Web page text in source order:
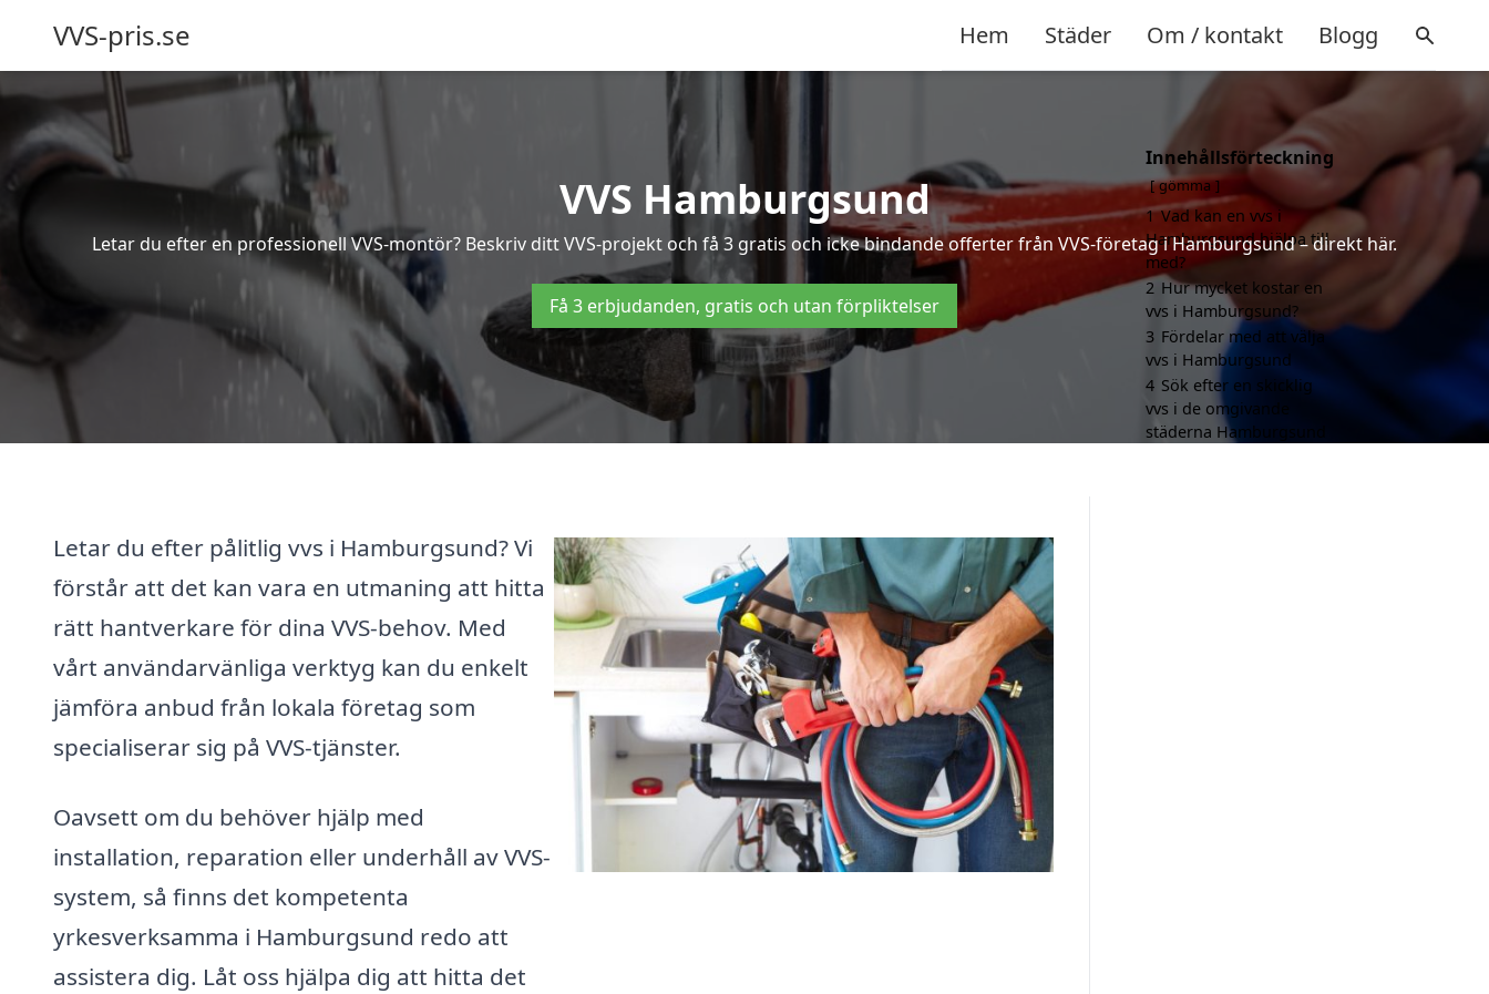
VVS-pris.se Hem Städer Om / kontakt Blogg
VVS Hamburgsund
Letar du efter en professionell VVS-montör? Beskriv ditt VVS-projekt och få 3 gratis och icke bindande offerter från VVS-företag i Hamburgsund – direkt här.
Få 3 erbjudanden, gratis och utan förpliktelser
Letar du efter pålitlig vvs i Hamburgsund? Vi
förstår att det kan vara en utmaning att hitta
rätt hantverkare för dina VVS-behov. Med
vårt användarvänliga verktyg kan du enkelt
jämföra anbud från lokala företag som
specialiserar sig på VVS-tjänster.
Oavsett om du behöver hjälp med
installation, reparation eller underhåll av VVS-
system, så finns det kompetenta
yrkesverksamma i Hamburgsund redo att
assistera dig. Låt oss hjälpa dig att hitta det
Innehållsförteckning
gömma
1 Vad kan en vvs i
Hamburgsund hjälpa till
med?
2 Hur mycket kostar en
vvs i Hamburgsund?
3 Fördelar med att välja
vvs i Hamburgsund
4 Sök efter en skicklig
vvs i de omgivande
städerna Hamburgsund